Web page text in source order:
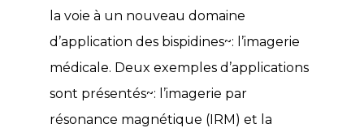
la voie à un nouveau domaine
d’application des bispidines~: l’imagerie
médicale. Deux exemples d’applications
sont présentés~: l’imagerie par
résonance magnétique (IRM) et la